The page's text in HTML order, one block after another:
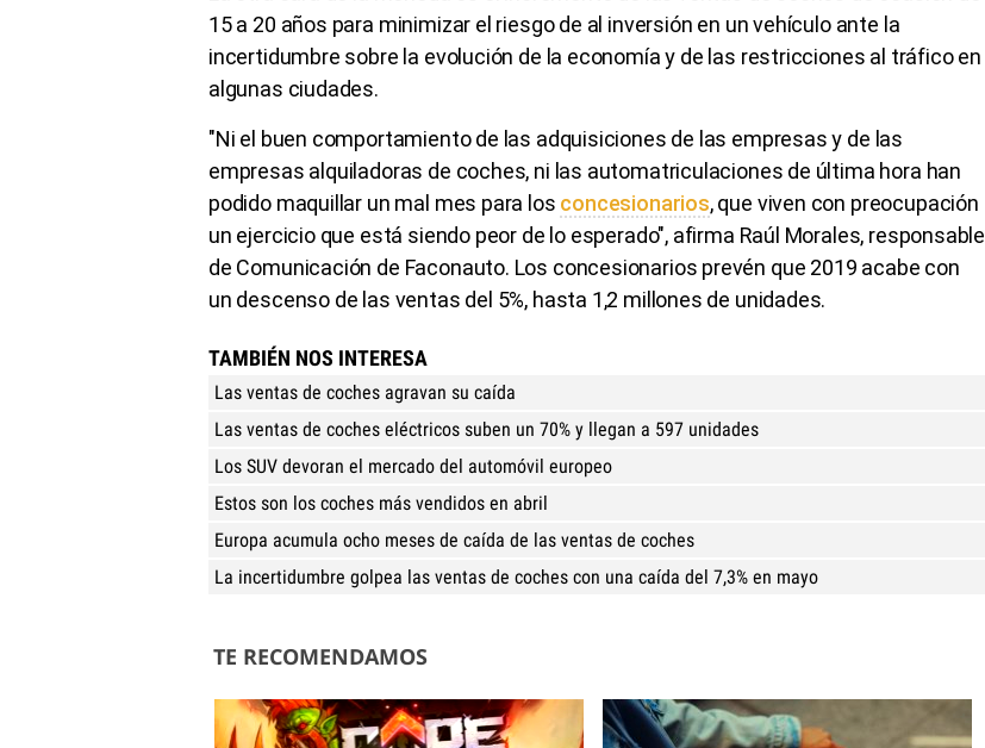
15 a 20 años para minimizar el riesgo de al inversión en un vehículo ante la
incertidumbre sobre la evolución de la economía y de las restricciones al tráfico en
algunas ciudades.
"Ni el buen comportamiento de las adquisiciones de las empresas y de las
empresas alquiladoras de coches, ni las automatriculaciones de última hora han
podido maquillar un mal mes para los concesionarios, que viven con preocupación
un ejercicio que está siendo peor de lo esperado", afirma Raúl Morales, responsable
de Comunicación de Faconauto. Los concesionarios prevén que 2019 acabe con
un descenso de las ventas del 5%, hasta 1,2 millones de unidades.
TAMBIÉN NOS INTERESA
Las ventas de coches agravan su caída
Las ventas de coches eléctricos suben un 70% y llegan a 597 unidades
Los SUV devoran el mercado del automóvil europeo
Estos son los coches más vendidos en abril
Europa acumula ocho meses de caída de las ventas de coches
La incertidumbre golpea las ventas de coches con una caída del 7,3% en mayo
TE RECOMENDAMOS